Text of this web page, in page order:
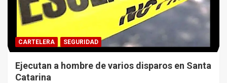
CARTELERA SEGURIDAD
Ejecutan a hombre de varios disparos en Santa
Catarina